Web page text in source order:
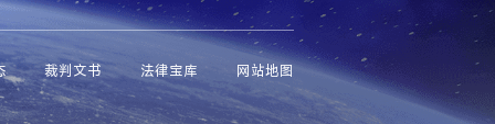
裁判文书 法律宝库 网站地图